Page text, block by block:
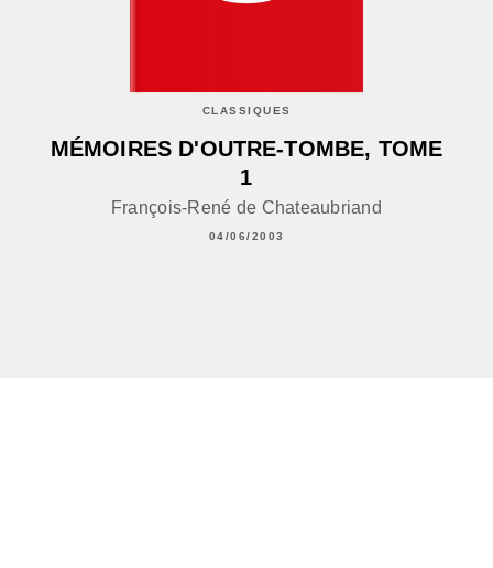
CLASSIQUES
MÉMOIRES D'OUTRE-TOMBE, TOME
1
François-René de Chateaubriand
04/06/2003